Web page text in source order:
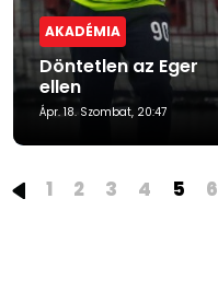
AKADÉMIA
Döntetlen az Eger
ellen
Ápr. 18. Szombat, 20:47
1 2 3 4 5 6